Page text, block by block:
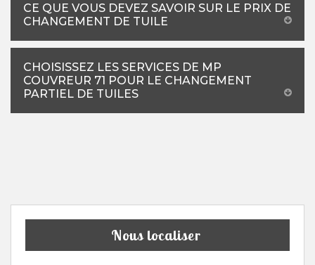
CE QUE VOUS DEVEZ SAVOIR SUR LE PRIX DE
CHANGEMENT DE TUILE
CHOISISSEZ LES SERVICES DE MP
COUVREUR 71 POUR LE CHANGEMENT
PARTIEL DE TUILES
Nous localiser